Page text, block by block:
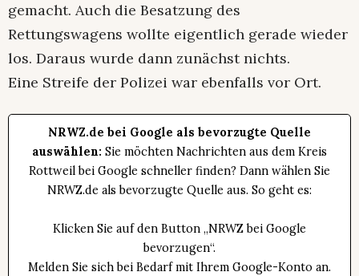
gemacht. Auch die Besatzung des
Rettungswagens wollte eigentlich gerade wieder
los. Daraus wurde dann zunächst nichts.
Eine Streife der Polizei war ebenfalls vor Ort.
NRWZ.de bei Google als bevorzugte Quelle
auswählen: Sie möchten Nachrichten aus dem Kreis
Rottweil bei Google schneller finden? Dann wählen Sie
NRWZ.de als bevorzugte Quelle aus. So geht es:
Klicken Sie auf den Button „NRWZ bei Google
bevorzugen“.
Melden Sie sich bei Bedarf mit Ihrem Google-Konto an.